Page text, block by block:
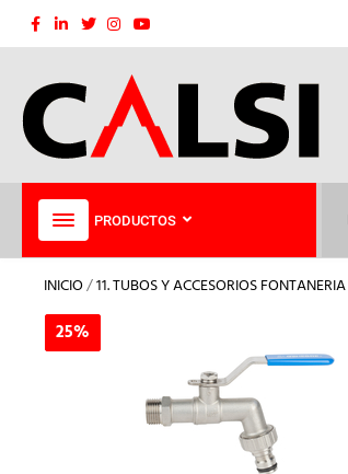
Saltar
PRODUCTOS
INICIO/11. TUBOS Y ACCESORIOS FONTANERIA
25%
25%